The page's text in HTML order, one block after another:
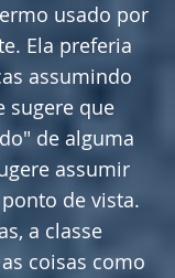
usado por
Ela preferia
assumindo
sugere que
de alguma
assumir
de vista.
a classe
coisas como